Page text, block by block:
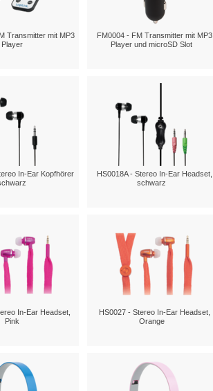
Transmitter mit MP3
Player
FM0004 - FM Transmitter mit MP3
Player und microSD Slot
In-Ear Kopfhörer
HS0018A - Stereo In-Ear Headset,
schwarz
In-Ear Headset,
Pink
HS0027 - Stereo In-Ear Headset,
Orange